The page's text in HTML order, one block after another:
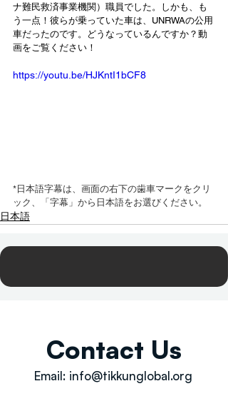
ナ難民救済事業機関）職員でした。しかも、も
う一点！彼らが乗っていた車は、UNRWAの公用
車だったのです。どうなっているんですか？動
画をご覧ください！
https://youtu.be/HJKntI1bCF8
*日本語字幕は、画面の右下の歯車マークをクリ
ック、「字幕」から日本語をお選びください。
日本語
Contact Us
Email: info@tikkunglobal.org